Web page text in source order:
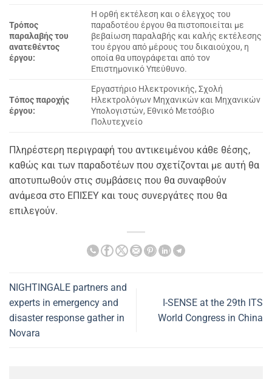
Τρόπος
παραλαβής του
ανατεθέντος
έργου:
Η ορθή εκτέλεση και ο έλεγχος του
παραδοτέου έργου θα πιστοποιείται με
βεβαίωση παραλαβής και καλής εκτέλεσης
του έργου από μέρους του δικαιούχου, η
οποία θα υπογράφεται από τον
Επιστημονικό Υπεύθυνο.
Τόπος παροχής
έργου:
Εργαστήριο Ηλεκτρονικής, Σχολή
Ηλεκτρολόγων Μηχανικών και Μηχανικών
Υπολογιστών, Εθνικό Μετσόβιο
Πολυτεχνείο
Πληρέστερη περιγραφή του αντικειμένου κάθε θέσης,
καθώς και των παραδοτέων που σχετίζονται με αυτή θα
αποτυπωθούν στις συμβάσεις που θα συναφθούν
ανάμεσα στο ΕΠΙΣΕΥ και τους συνεργάτες που θα
επιλεγούν.
NIGHTINGALE partners and
experts in emergency and
disaster response gather in
Novara
I-SENSE at the 29th ITS
World Congress in China